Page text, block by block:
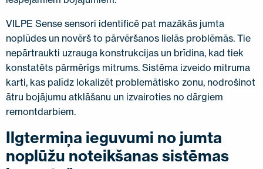
VILPE Sense sensori identificē pat mazākās jumta
noplūdes un novērš to pārvēršanos lielās problēmās. Tie
nepārtraukti uzrauga konstrukcijas un brīdina, kad tiek
konstatēts pārmērīgs mitrums. Sistēma izveido mitruma
karti, kas palīdz lokalizēt problemātisko zonu, nodrošinot
ātru bojājumu atklāšanu un izvairoties no dārgiem
remontdarbiem.
Ilgtermiņa ieguvumi no jumta
noplūžu noteikšanas sistēmas